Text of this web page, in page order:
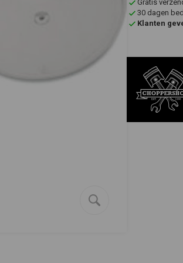
Gratis
30 dagen
Klanten